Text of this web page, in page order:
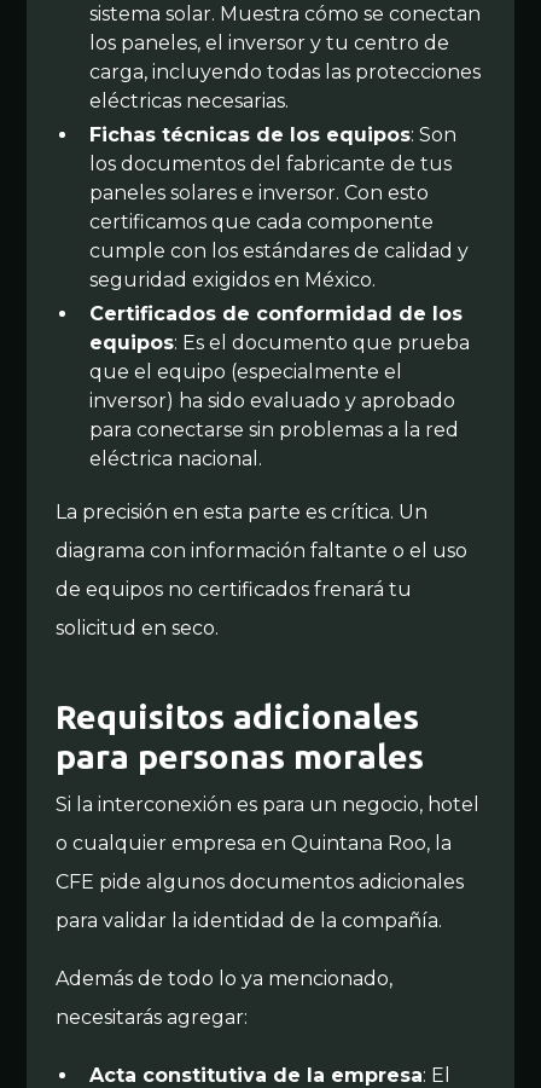
sistema solar. Muestra cómo se conectan
los paneles, el inversor y tu centro de
carga, incluyendo todas las protecciones
eléctricas necesarias.
Fichas técnicas de los equipos: Son
los documentos del fabricante de tus
paneles solares e inversor. Con esto
certificamos que cada componente
cumple con los estándares de calidad y
seguridad exigidos en México.
Certificados de conformidad de los
equipos: Es el documento que prueba
que el equipo (especialmente el
inversor) ha sido evaluado y aprobado
para conectarse sin problemas a la red
eléctrica nacional.
La precisión en esta parte es crítica. Un
diagrama con información faltante o el uso
de equipos no certificados frenará tu
solicitud en seco.
Requisitos adicionales
para personas morales
Si la interconexión es para un negocio, hotel
o cualquier empresa en Quintana Roo, la
CFE pide algunos documentos adicionales
para validar la identidad de la compañía.
Además de todo lo ya mencionado,
necesitarás agregar:
Acta constitutiva de la empresa: El